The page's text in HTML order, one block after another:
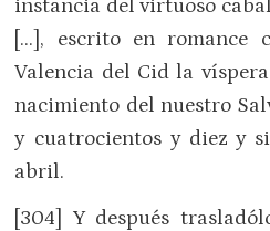
instancia del virtuoso
[…], escrito en romance
Valencia del Cid la
nacimiento del nuestro
y cuatrocientos y diez y
abril.
[304] Y después